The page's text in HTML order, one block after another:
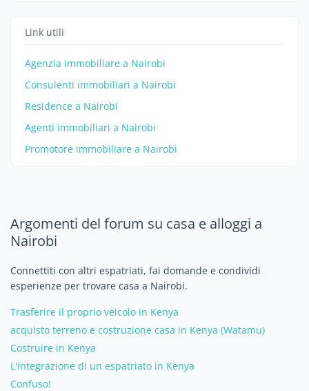
Link utili
Agenzia immobiliare a Nairobi
Consulenti immobiliari a Nairobi
Residence a Nairobi
Agenti immobiliari a Nairobi
Promotore immobiliare a Nairobi
Argomenti del forum su casa e alloggi a
Nairobi
Connettiti con altri espatriati, fai domande e condividi
esperienze per trovare casa a Nairobi.
Trasferire il proprio veicolo in Kenya
acquisto terreno e costruzione casa in Kenya (Watamu)
Costruire in Kenya
L'integrazione di un espatriato in Kenya
Confuso!